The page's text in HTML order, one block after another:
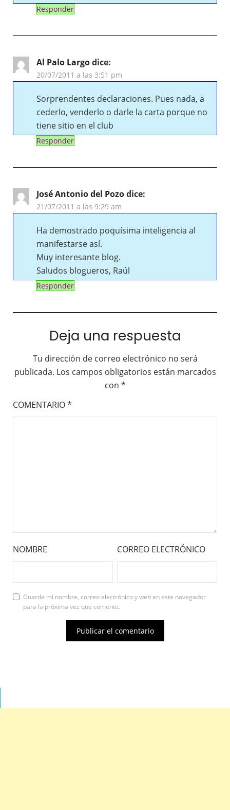
Responder
Al Palo Largodice:
20/07/2011 a las 3:51 pm
Sorprendentes declaraciones. Pues nada, a
cederlo, venderlo o darle la carta porque no
tiene sitio en el club
Responder
José Antonio del Pozodice:
21/07/2011 a las 9:29 am
Ha demostrado poquísima inteligencia al
manifestarse así.
Muy interesante blog.
Saludos blogueros, Raúl
Responder
Deja una respuesta
Tu dirección de correo electrónico no será
publicada. Los campos obligatorios están marcados
con *
COMENTARIO*
NOMBRE CORREO ELECTRÓNICO
Guarda mi nombre, correo electrónico y web en este navegador
para la próxima vez que comente.